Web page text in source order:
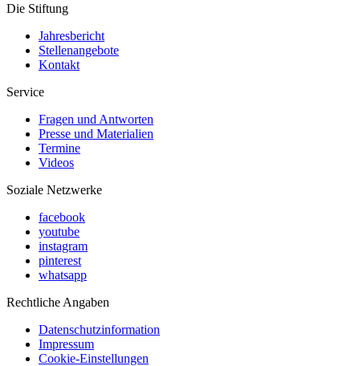
Die Stiftung
Jahresbericht
Stellenangebote
Kontakt
Service
Fragen und Antworten
Presse und Materialien
Termine
Videos
Soziale Netzwerke
facebook
youtube
instagram
pinterest
whatsapp
Rechtliche Angaben
Datenschutzinformation
Impressum
Cookie-Einstellungen